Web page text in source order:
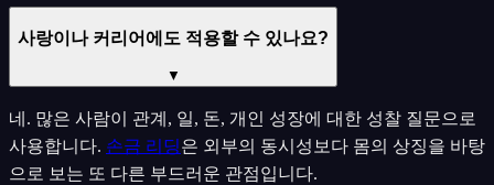
사랑이나 커리어에도 적용할 수 있나요?
▼
네. 많은 사람이 관계, 일, 돈, 개인 성장에 대한 성찰 질문으로
사용합니다. 손금 리딩은 외부의 동시성보다 몸의 상징을 바탕
으로 보는 또 다른 부드러운 관점입니다.